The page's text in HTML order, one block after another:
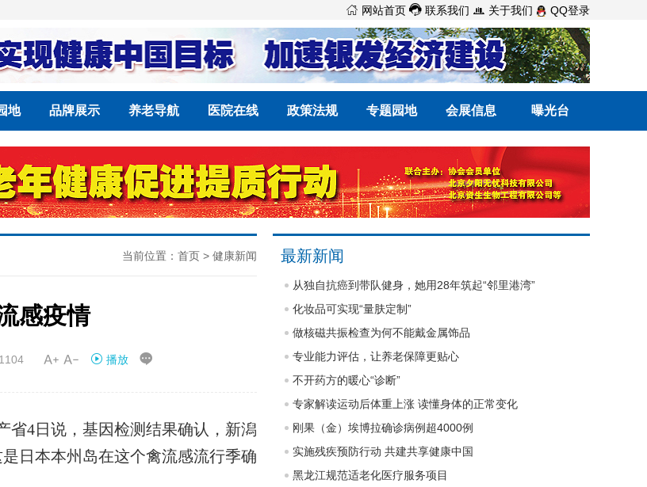
 网站首页  联系我们  关于我们 QQ登录
地 品牌展示 养老导航 医院在线 政策法规 专题园地 会展信息 曝光台
当前位置： 首页 > 健康新闻
感疫情
 播放 
4日说，基因检测结果确认，新潟
是日本本州岛在这个禽流感流行季确
最新新闻
从独自抗癌到带队健身，她用28年筑起“邻里港湾”
化妆品可实现“量肤定制”
做核磁共振检查为何不能戴金属饰品
专业能力评估，让养老保障更贴心
不开药方的暖心“诊断”
专家解读运动后体重上涨 读懂身体的正常变化
刚果（金）埃博拉确诊病例超4000例
实施残疾预防行动 共建共享健康中国
黑龙江规范适老化医疗服务项目